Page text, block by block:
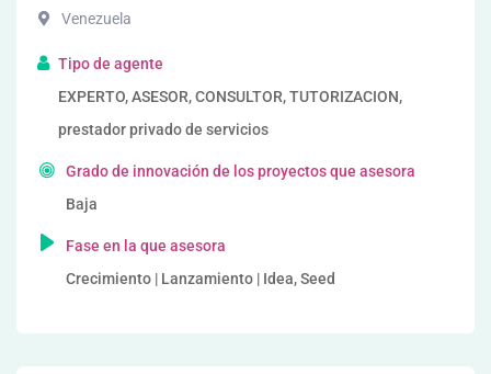
Venezuela
Tipo de agente
EXPERTO, ASESOR, CONSULTOR, TUTORIZACION,
prestador privado de servicios
Grado de innovación de los proyectos que asesora
Baja
Fase en la que asesora
Crecimiento | Lanzamiento | Idea, Seed